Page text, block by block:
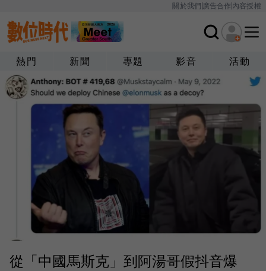
關於我們廣告合作內容授權
熱門 新聞 專題 影音 活動
從「中國馬斯克」到阿湯哥假抖音爆